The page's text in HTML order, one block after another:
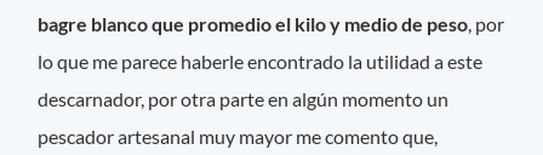
bagre blanco que promedio el kilo y medio de peso, por
lo que me parece haberle encontrado la utilidad a este
descarnador, por otra parte en algún momento un
pescador artesanal muy mayor me comento que,